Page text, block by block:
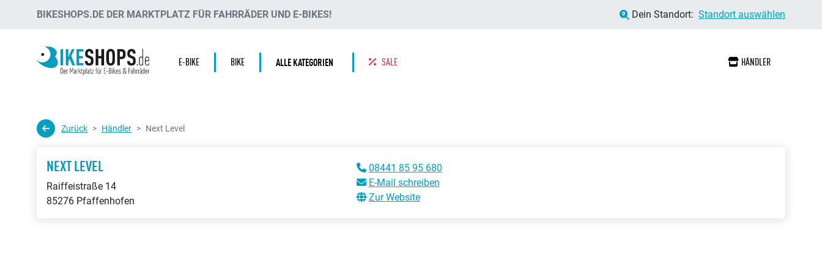
BIKESHOPS.DE DER MARKTPLATZ FÜR FAHRRÄDER UND E-BIKES! Dein Standort: Standort auswählen
E-BIKE BIKE ALLE KATEGORIEN SALE HÄNDLER
Zurück Händler Next Level
NEXT LEVEL
Raiffeistraße 14
85276 Pfaffenhofen
08441 85 95 680
E-Mail schreiben
Zur Website